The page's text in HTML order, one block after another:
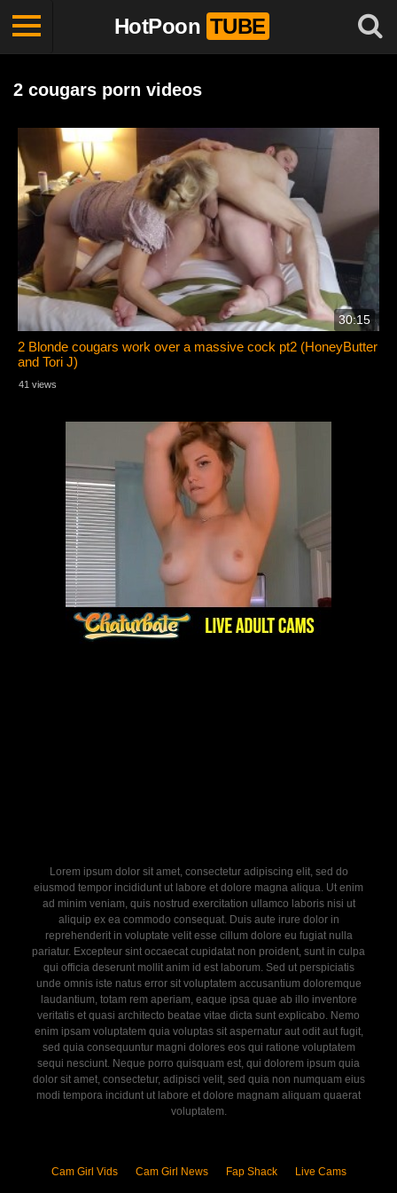
HotPoon TUBE
2 cougars porn videos
30:15
2 Blonde cougars work over a massive cock pt2 (HoneyButter
and Tori J)
41 views
Lorem ipsum dolor sit amet, consectetur adipiscing elit, sed do
eiusmod tempor incididunt ut labore et dolore magna aliqua. Ut enim
ad minim veniam, quis nostrud exercitation ullamco laboris nisi ut
aliquip ex ea commodo consequat. Duis aute irure dolor in
reprehenderit in voluptate velit esse cillum dolore eu fugiat nulla
pariatur. Excepteur sint occaecat cupidatat non proident, sunt in culpa
qui officia deserunt mollit anim id est laborum. Sed ut perspiciatis
unde omnis iste natus error sit voluptatem accusantium doloremque
laudantium, totam rem aperiam, eaque ipsa quae ab illo inventore
veritatis et quasi architecto beatae vitae dicta sunt explicabo. Nemo
enim ipsam voluptatem quia voluptas sit aspernatur aut odit aut fugit,
sed quia consequuntur magni dolores eos qui ratione voluptatem
sequi nesciunt. Neque porro quisquam est, qui dolorem ipsum quia
dolor sit amet, consectetur, adipisci velit, sed quia non numquam eius
modi tempora incidunt ut labore et dolore magnam aliquam quaerat
voluptatem.
Cam Girl Vids Cam Girl News Fap Shack Live Cams